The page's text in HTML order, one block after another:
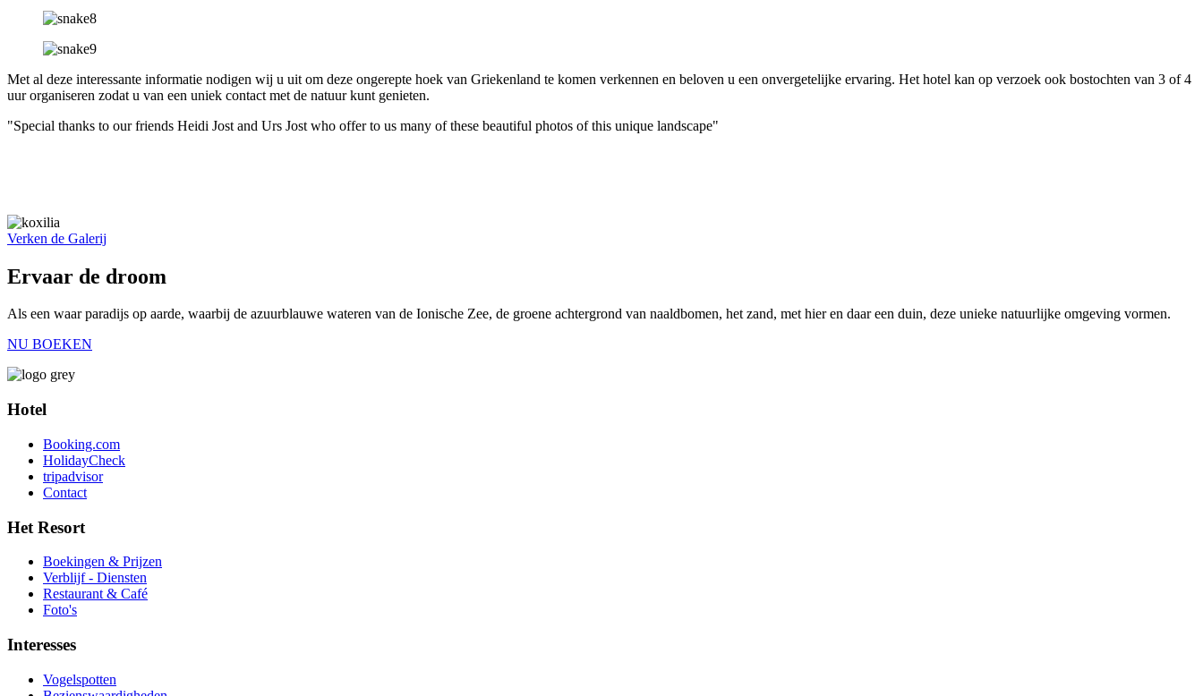
Met al deze interessante informatie nodigen wij u uit om deze ongerepte hoek van Griekenland te komen verkennen en beloven u een onvergetelijke ervaring. Het hotel kan op verzoek ook bostochten van 3 of 4
uur organiseren zodat u van een uniek contact met de natuur kunt genieten.
"Special thanks to our friends Heidi Jost and Urs Jost who offer to us many of these beautiful photos of this unique landscape"
Verken de Galerij
Ervaar de droom
Als een waar paradijs op aarde, waarbij de azuurblauwe wateren van de Ionische Zee, de groene achtergrond van naaldbomen, het zand, met hier en daar een duin, deze unieke natuurlijke omgeving vormen.
NU BOEKEN
Hotel
Booking.com
HolidayCheck
tripadvisor
Contact
Het Resort
Boekingen & Prijzen
Verblijf - Diensten
Restaurant & Café
Foto's
Interesses
Vogelspotten